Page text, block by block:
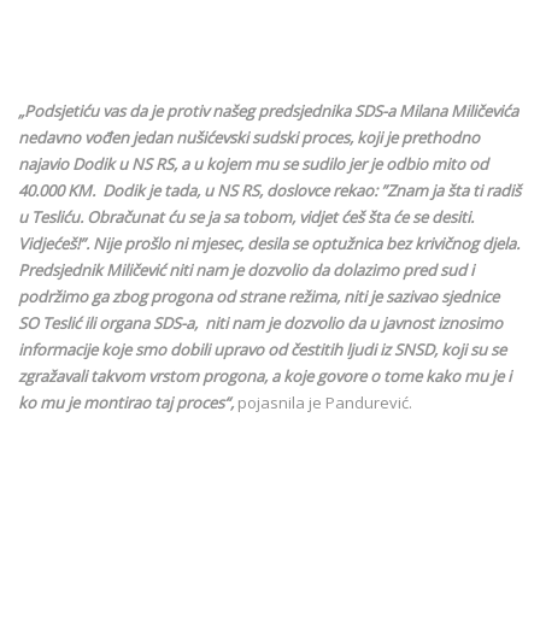
„Podsjetiću vas da je protiv našeg predsjednika SDS-a Milana Miličevića
nedavno vođen jedan nušićevski sudski proces, koji je prethodno
najavio Dodik u NS RS, a u kojem mu se sudilo jer je odbio mito od
40.000 KM. Dodik je tada, u NS RS, doslovce rekao: ”Znam ja šta ti radiš
u Tesliću. Obračunat ću se ja sa tobom, vidjet ćeš šta će se desiti.
Vidjećeš!”. Nije prošlo ni mjesec, desila se optužnica bez krivičnog djela.
Predsjednik Miličević niti nam je dozvolio da dolazimo pred sud i
podržimo ga zbog progona od strane režima, niti je sazivao sjednice
SO Teslić ili organa SDS-a, niti nam je dozvolio da u javnost iznosimo
informacije koje smo dobili upravo od čestitih ljudi iz SNSD, koji su se
zgražavali takvom vrstom progona, a koje govore o tome kako mu je i
ko mu je montirao taj proces“, pojasnila je Pandurević.